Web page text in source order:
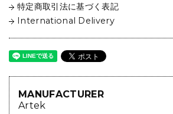
特定商取引法に基づく表記
International Delivery
MANUFACTURER
Artek